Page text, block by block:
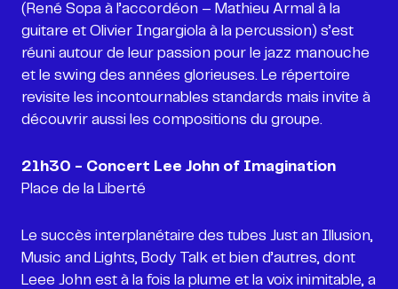
(René Sopa à l’accordéon – Mathieu Armal à la
guitare et Olivier Ingargiola à la percussion) s’est
réuni autour de leur passion pour le jazz manouche
et le swing des années glorieuses. Le répertoire
revisite les incontournables standards mais invite à
21h30 - Concert Lee John of Imagination
Le succès interplanétaire des tubes Just an Illusion,
Music and Lights, Body Talk et bien d’autres, dont
Leee John est à la fois la plume et la voix inimitable, a